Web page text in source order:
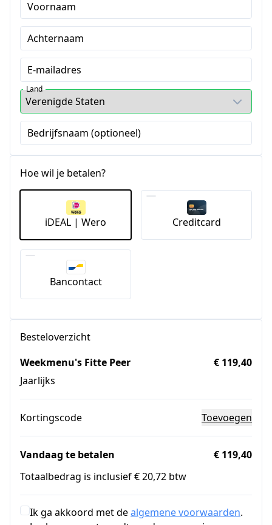
Voornaam
Achternaam
E-mailadres
Land
Bedrijfsnaam (optioneel)
Hoe wil je betalen?
iDEAL | Wero Creditcard
Bancontact
Besteloverzicht
Weekmenu's Fitte Peer
Jaarlijks
€ 119,40
Kortingscode Toevoegen
Vandaag te betalen
€ 119,40
Totaalbedrag is inclusief € 20,72 btw
Ik ga akkoord met dealgemene voorwaarden.